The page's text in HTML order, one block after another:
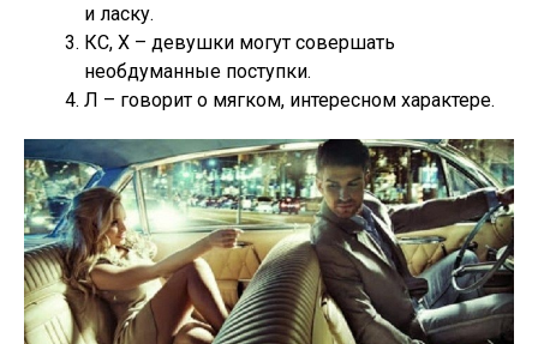
и ласку.
КС, Х – девушки могут совершать
необдуманные поступки.
Л – говорит о мягком, интересном характере.